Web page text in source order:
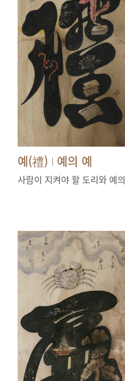
예(禮) | 예의 예
사람이 지켜야 할 도리와 예의